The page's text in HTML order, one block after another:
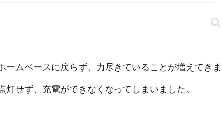
ムベースに戻らず、力尽きていることが増えてきま
せず、充電ができなくなってしまいました。